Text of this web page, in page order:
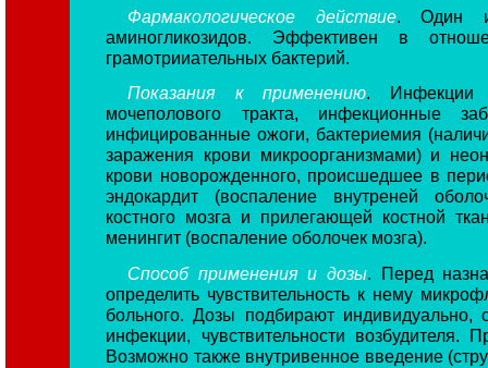
Фармакологическое действие. Один
аминогликозидов. Эффективен в
грамотрииательных бактерий.
Показания к применению. Инфекции
мочеполового тракта, инфекционные
инфицированные ожоги, бактериемия
заражения крови микроорганизмами) и
крови новорожденного, происшедшее в
эндокардит (воспаление внутреней
костного мозга и прилегающей костной
менингит (воспаление оболочек мозга).
Способ применения и дозы. Перед
определить чувствительность к нему
больного. Дозы подбирают индивидуально,
инфекции, чувствительности
Возможно также внутривенное введение